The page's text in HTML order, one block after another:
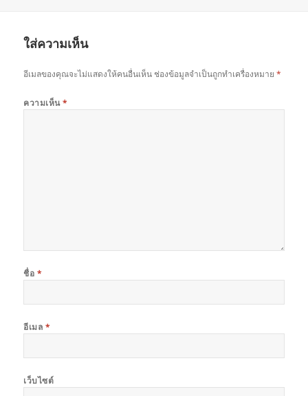
ใส่ความเห็น
อีเมลของคุณจะไม่แสดงให้คนอื่นเห็น ช่องข้อมูลจำเป็นถูกทำเครื่องหมาย*
ความเห็น*
ชื่อ *
อีเมล *
เว็บไซต์